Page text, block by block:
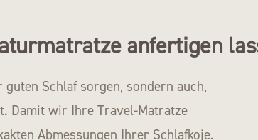
anfertigen
Schlaf sorgen, sondern auch,
Damit wir Ihre Travel-Matratze
Abmessungen Ihrer Schlafkoje.